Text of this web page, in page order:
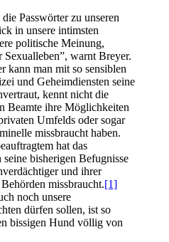
Passwörter zu unseren
in unsere intimsten
politische Meinung,
Sexualleben”, warnt Breyer.
kann man mit so sensiblen
und Geheimdiensten seine
kennt nicht die
Beamte ihre Möglichkeiten
Umfelds oder sogar
missbraucht haben.
hat das
bisherigen Befugnisse
und ihrer
missbraucht.[1]
noch unsere
dürfen sollen, ist so
bissigen Hund völlig von